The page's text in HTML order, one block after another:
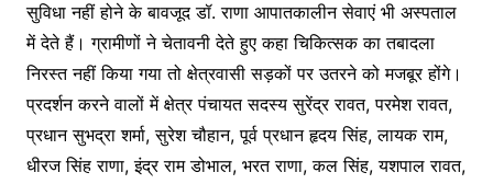
सुविधा नहीं होने के बावजूद डॉ. राणा आपातकालीन सेवाएं भी अस्पताल
में देते हैं। ग्रामीणों ने चेतावनी देते हुए कहा चिकित्सक का तबादला
निरस्त नहीं किया गया तो क्षेत्रवासी सड़कों पर उतरने को मजबूर होंगे।
प्रदर्शन करने वालों में क्षेत्र पंचायत सदस्य सुरेंद्र रावत, परमेश रावत,
प्रधान सुभद्रा शर्मा, सुरेश चौहान, पूर्व प्रधान हृदय सिंह, लायक राम,
धीरज सिंह राणा, इंद्र राम डोभाल, भरत राणा, कल सिंह, यशपाल रावत,